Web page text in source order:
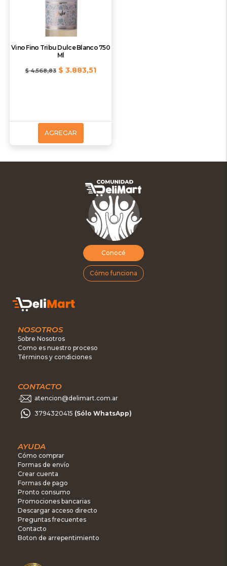
Vino Fino Tribu Dulce Blanco 750
Ml
$ 4.568,83$ 3.883,51
AGREGAR
Conocé
Cómo funciona
NOSOTROS
Sobre Nosotros
Como es nuestro proceso
Términos y condiciones
CONTACTO
atencion@delimart.com.ar
3794320415 (Sólo WhatsApp)
AYUDA
Cómo comprar
Formas de envío
Crear cuenta
Formas de pago
Pronto consumo
Promociones bancarias
Descargar acceso directo
Preguntas frecuentes
Contacto
Boton de arrepentimiento